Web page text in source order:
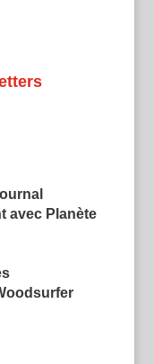
avec Planète